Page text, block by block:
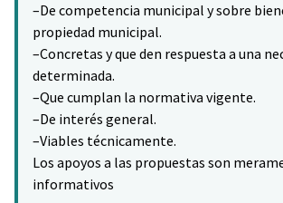
–De competencia municipal y sobre
propiedad municipal.
–Concretas y que den respuesta a una
determinada.
–Que cumplan la normativa vigente.
–De interés general.
–Viables técnicamente.
Los apoyos a las propuestas son
informativos